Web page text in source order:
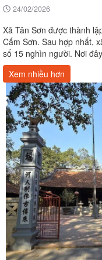
24/02/2026
Xã Tân Sơn được thành
Cấm Sơn. Sau hợp nhất,
số 15 nghìn người. Nơi
thắng c
Xem nhiều hơn